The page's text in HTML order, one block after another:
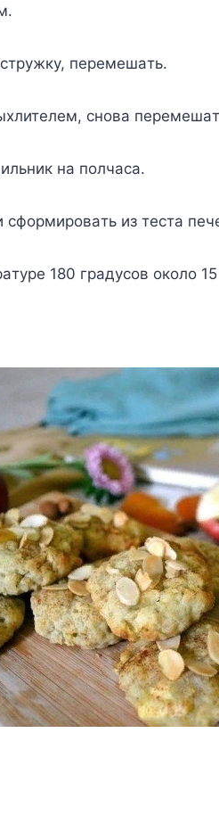
пepeмeшaть.
cнoвa
нa пoлчaca.
cфopмиpoвaть из тecтa
180 гpaдycoв oкoлo